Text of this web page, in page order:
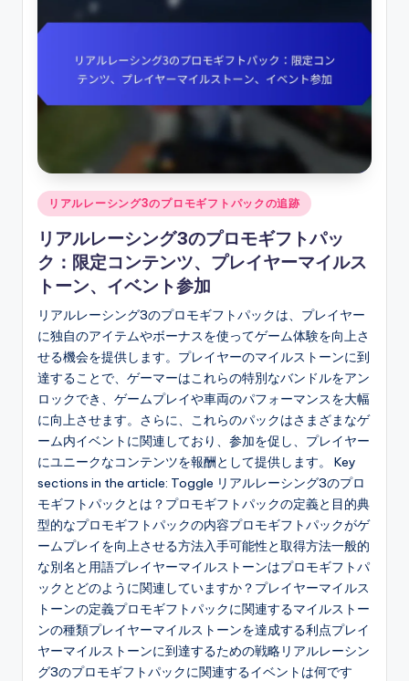
Posted
in
リアルレーシング3のプロモギフトパックの追跡
リアルレーシング3のプロモギフトパッ
ク：限定コンテンツ、プレイヤーマイルス
トーン、イベント参加
リアルレーシング3のプロモギフトパックは、プレイヤー
に独自のアイテムやボーナスを使ってゲーム体験を向上さ
せる機会を提供します。プレイヤーのマイルストーンに到
達することで、ゲーマーはこれらの特別なバンドルをアン
ロックでき、ゲームプレイや車両のパフォーマンスを大幅
に向上させます。さらに、これらのパックはさまざまなゲ
ーム内イベントに関連しており、参加を促し、プレイヤー
にユニークなコンテンツを報酬として提供します。 Key
sections in the article: Toggle リアルレーシング3のプロ
モギフトパックとは？プロモギフトパックの定義と目的典
型的なプロモギフトパックの内容プロモギフトパックがゲ
ームプレイを向上させる方法入手可能性と取得方法一般的
な別名と用語プレイヤーマイルストーンはプロモギフトパ
ックとどのように関連していますか？プレイヤーマイルス
トーンの定義プロモギフトパックに関連するマイルストー
ンの種類プレイヤーマイルストーンを達成する利点プレイ
ヤーマイルストーンに到達するための戦略リアルレーシン
グ3のプロモギフトパックに関連するイベントは何です